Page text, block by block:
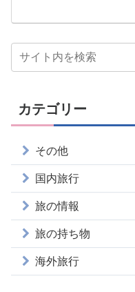
カテゴリー
その他
国内旅行
旅の情報
旅の持ち物
海外旅行